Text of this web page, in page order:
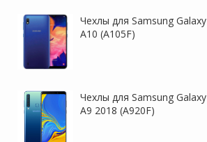
Чехлы для Samsung Galaxy
A10 (A105F)
Чехлы для Samsung Galaxy
A9 2018 (A920F)